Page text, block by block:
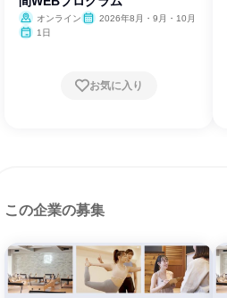
オンライン
2026年8月・9月・10月
1日
お気に入り
この企業の募集